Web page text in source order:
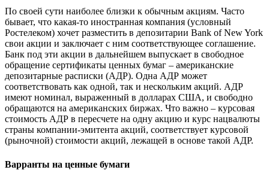
По своей сути наиболее близки к обычным акциям. Часто
бывает, что какая-то иностранная компания (условный
Ростелеком) хочет разместить в депозитарии Bank of New York
свои акции и заключает с ним соответствующее соглашение.
Банк под эти акции в дальнейшем выпускает в свободное
обращение сертификаты ценных бумаг – американские
депозитарные расписки (АДР). Одна АДР может
соответствовать как одной, так и нескольким акций. АДР
имеют номинал, выраженный в долларах США, и свободно
обращаются на американских биржах. Что важно – курсовая
стоимость АДР в пересчете на одну акцию и курс нацвалюты
страны компании-эмитента акций, соответствует курсовой
(рыночной) стоимости акций, лежащей в основе такой АДР.
Варранты на ценные бумаги